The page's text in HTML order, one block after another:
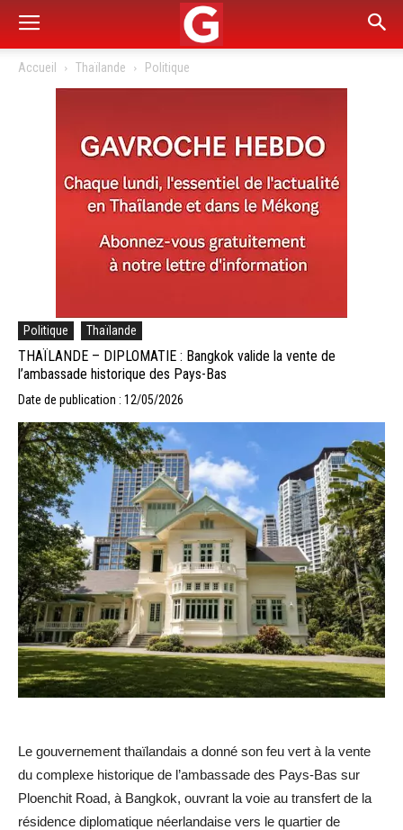
Accueil Thaïlande Politique
Politique Thaïlande
THAÏLANDE – DIPLOMATIE : Bangkok valide la vente de
l’ambassade historique des Pays-Bas
Date de publication : 12/05/2026
Le gouvernement thaïlandais a donné son feu vert à la vente
du complexe historique de l’ambassade des Pays-Bas sur
Ploenchit Road, à Bangkok, ouvrant la voie au transfert de la
résidence diplomatique néerlandaise vers le quartier de